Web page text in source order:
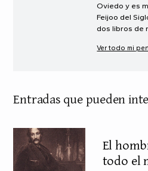
Oviedo y es
Feijoo del
dos libros de
Ver todo mi
Entradas que pueden
El
todo el